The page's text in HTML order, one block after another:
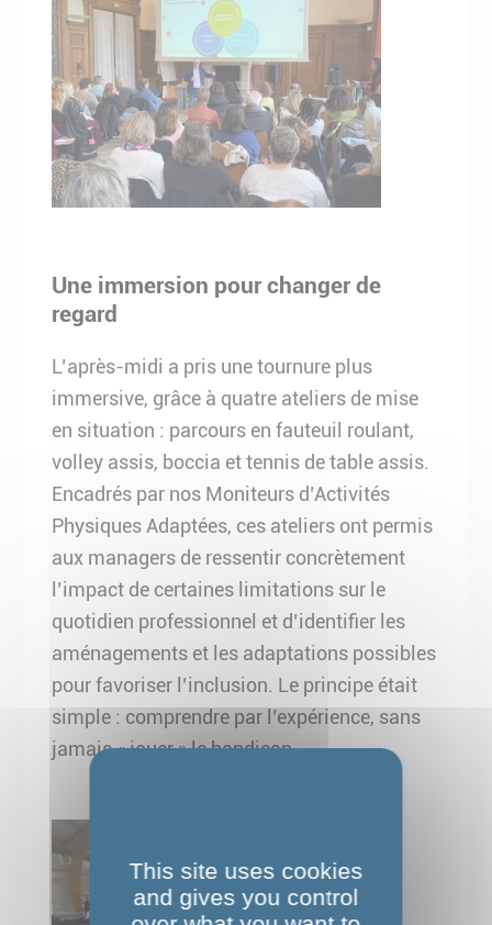
Une immersion pour changer de
regard
L’après-midi a pris une tournure plus
immersive, grâce à quatre ateliers de mise
en situation : parcours en fauteuil roulant,
volley assis, boccia et tennis de table assis.
Encadrés par nos Moniteurs d’Activités
Physiques Adaptées, ces ateliers ont permis
aux managers de ressentir concrètement
l’impact de certaines limitations sur le
quotidien professionnel et d’identifier les
aménagements et les adaptations possibles
pour favoriser l’inclusion. Le principe était
simple : comprendre par l’expérience, sans
jamais « jouer » le handicap.
This site uses cookies
and gives you control